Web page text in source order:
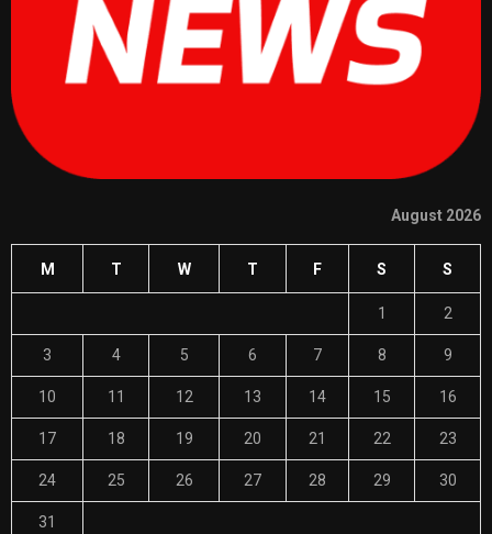
August 2026
M T W T F S S
1 2
3 4 5 6 7 8 9
10 11 12 13 14 15 16
17 18 19 20 21 22 23
24 25 26 27 28 29 30
31